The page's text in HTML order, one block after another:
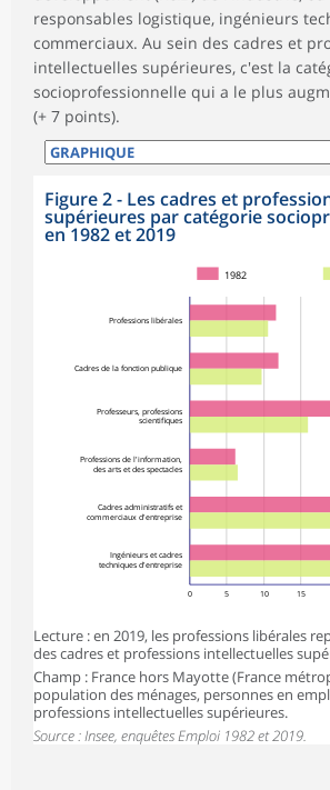
responsables logistique, ingénieurs
commerciaux. Au sein des cadres et
intellectuelles supérieures, c'est la
socioprofessionnelle qui a le plus
(+ 7 points).
Figure 2 - Les cadres et
supérieures par catégorie
en 1982 et 2019
0 5 10 15
Professions libérales
Cadres de la fonction publique
Professeurs, professions
scientifiques
Professions de l'information,
des arts et des spectacles
Cadres administratifs et
commerciaux d'entreprise
Ingénieurs et cadres
techniques d'entreprise
1982
Lecture : en 2019, les professions libérales
des cadres et professions intellectuelles
Champ : France hors Mayotte (France
population des ménages, personnes en
professions intellectuelles supérieures.
Source : Insee, enquêtes Emploi 1982 et 2019.